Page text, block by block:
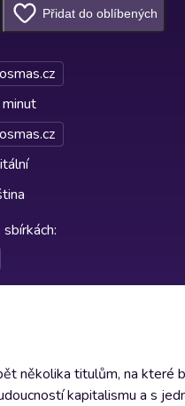
Přidat do oblíbených
:
několika titulům, na které
kapitalismu a s